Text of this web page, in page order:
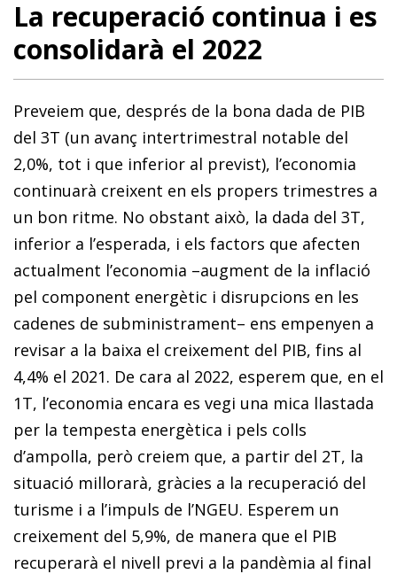
La recuperació continua i es
consolidarà el 2022
Preveiem que, després de la bona dada de PIB
del 3T (un avanç intertrimestral notable del
2,0%, tot i que inferior al previst), l’economia
continuarà creixent en els propers trimestres a
un bon ritme. No obstant això, la dada del 3T,
inferior a l’esperada, i els factors que afecten
actualment l’economia –augment de la inflació
pel component energètic i disrupcions en les
cadenes de subministrament– ens empenyen a
revisar a la baixa el creixement del PIB, fins al
4,4% el 2021. De cara al 2022, esperem que, en el
1T, l’economia encara es vegi una mica llastada
per la tempesta energètica i pels colls
d’ampolla, però creiem que, a partir del 2T, la
situació millorarà, gràcies a la recuperació del
turisme i a l’impuls de l’NGEU. Esperem un
creixement del 5,9%, de manera que el PIB
recuperarà el nivell previ a la pandèmia al final